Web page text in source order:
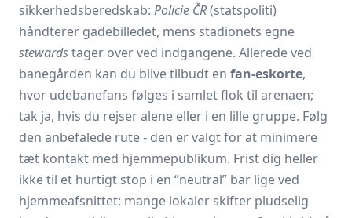
sikkerhedsberedskab: Policie ČR(statspoliti)
håndterer gadebilledet, mens stadionets egne
stewardstager over ved indgangene. Allerede ved
banegården kan du blive tilbudt en fan-eskorte,
hvor udebanefans følges i samlet flok til arenaen;
tak ja, hvis du rejser alene eller i en lille gruppe. Følg
den anbefalede rute - den er valgt for at minimere
tæt kontakt med hjemme­publikum. Frist dig heller
ikke til et hurtigt stop i en “neutral” bar lige ved
hjemme­afsnittet: mange lokaler skifter pludselig